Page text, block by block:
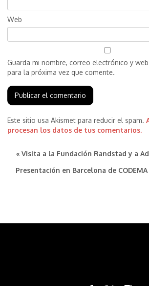
Web
Guarda mi nombre, correo electrónico y
para la próxima vez que comente.
Este sitio usa Akismet para reducir el spam.
procesan los datos de tus comentarios.
« Visita a la Fundación Randstad y a
Presentación en Barcelona de